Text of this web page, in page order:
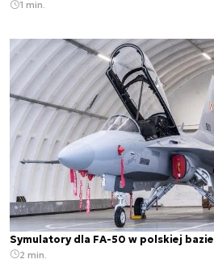
1 min.
Symulatory dla FA-50 w polskiej bazie
2 min.